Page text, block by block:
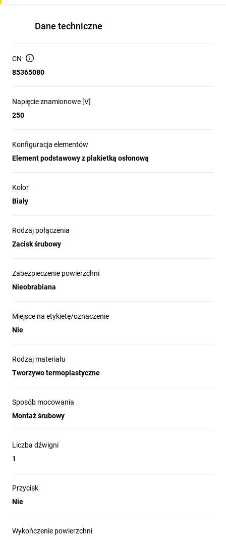
Dane techniczne
CN
85365080
Napięcie znamionowe [V]
250
Konfiguracja elementów
Element podstawowy z plakietką osłonową
Kolor
Biały
Rodzaj połączenia
Zacisk śrubowy
Zabezpieczenie powierzchni
Nieobrabiana
Miejsce na etykietę/oznaczenie
Nie
Rodzaj materiału
Tworzywo termoplastyczne
Sposób mocowania
Montaż śrubowy
Liczba dźwigni
1
Przycisk
Nie
Wykończenie powierzchni